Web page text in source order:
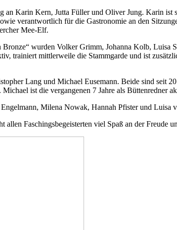
an Karin Kern, Jutta Füller und Oliver Jung. Karin
verantwortlich für die Gastronomie an den
Mee-Elf.
wurden Volker Grimm, Johanna Kolb, Luisa
trainiert mittlerweile die Stammgarde und ist
Lang und Michael Eusemann. Beide sind seit
ist die vergangenen 7 Jahre als Büttenredner
Milena Nowak, Hannah Pfister und
allen Faschingsbegeisterten viel Spaß an der